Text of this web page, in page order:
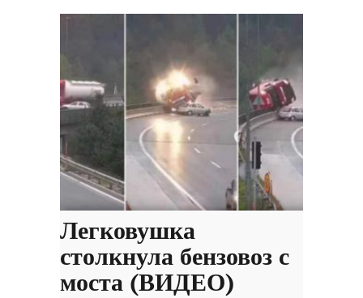
Легковушка
столкнула бензовоз с
моста (ВИДЕО)